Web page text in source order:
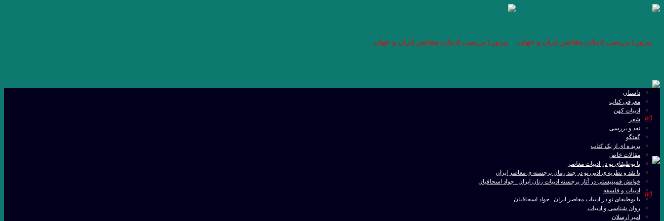
داستان
معرفی کتاب
ادبیات کهن
شعر
نقد و بررسی
گفتگو
برید ه ای از یک کتاب
مقالات خاص
با بوطیقای نو در ادبیات معاصر
با نقد و نظریه ی ادبی نو در چند رمان برجسته ی معاصر ایران
خوانش فمینیستی در آثار برجسته ادبیات زنان ایران . جواد اسحاقیان
ادبیات و فلسفه
با بوطیقای نو در ادبیات معاصر ایران . جواد اسحاقیان
روان شناسی و ادبیات
امیر ارسلان